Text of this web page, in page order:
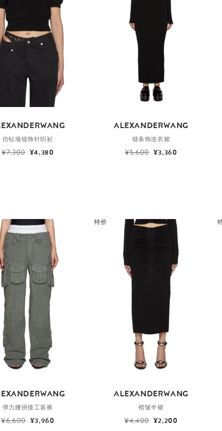
仿钻项链饰针织衫
¥7,300 ¥4,380
ALEXANDERWANG
链条饰连衣裙
¥5,600 ¥3,360
弹力腰拼接工装裤
¥6,600 ¥3,960
特价
ALEXANDERWANG
褶皱半裙
¥4,400 ¥2,200